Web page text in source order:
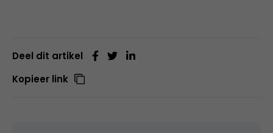
Deel dit artikel
Kopieer link